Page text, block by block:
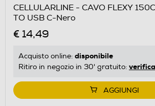
CELLULARLINE - CAVO FLEXY
TO USB C-Nero
€ 14,49
Acquisto online: disponibile
Ritiro in negozio in 30' gratuito: verifica
AGGIUNGI